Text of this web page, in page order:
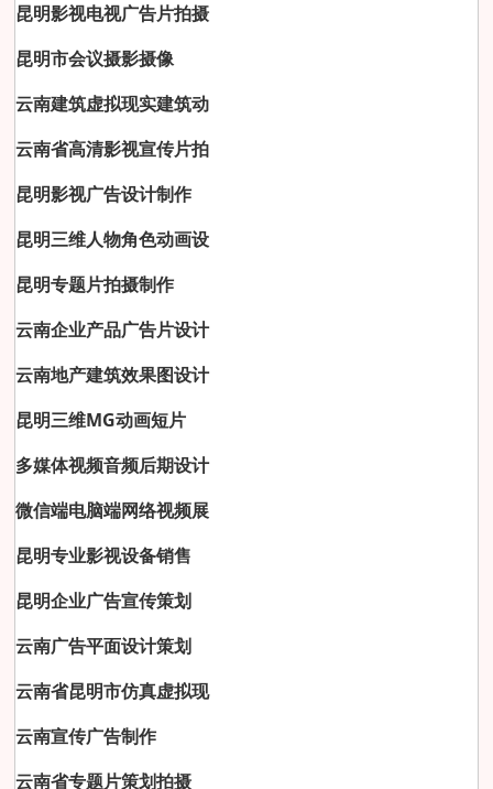
昆明影视电视广告片拍摄
昆明市会议摄影摄像
云南建筑虚拟现实建筑动
云南省高清影视宣传片拍
昆明影视广告设计制作
昆明三维人物角色动画设
昆明专题片拍摄制作
云南企业产品广告片设计
云南地产建筑效果图设计
昆明三维MG动画短片
多媒体视频音频后期设计
微信端电脑端网络视频展
昆明专业影视设备销售
昆明企业广告宣传策划
云南广告平面设计策划
云南省昆明市仿真虚拟现
云南宣传广告制作
云南省专题片策划拍摄